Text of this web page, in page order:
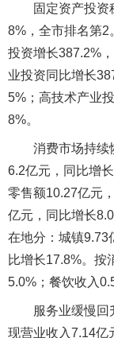
固定资产投资
8%，全市排名第2
投资增长387.2%
业投资同比增长
5%；高技术产业
8%。
消费市场持续
6.2亿元，同比增
零售额10.27亿元
亿元，同比增长
在地分：城镇9.73
比增长17.8%。按
5.0%；餐饮收入
服务业缓慢
现营业收入7.14亿